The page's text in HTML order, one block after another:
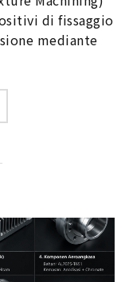
di fissaggio
mediante
PRODUZIONE DI